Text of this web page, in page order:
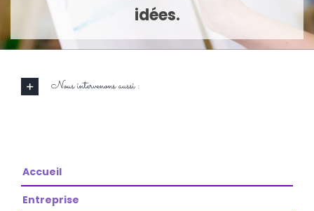
idées.
Nous intervenons aussi :
Accueil
Entreprise